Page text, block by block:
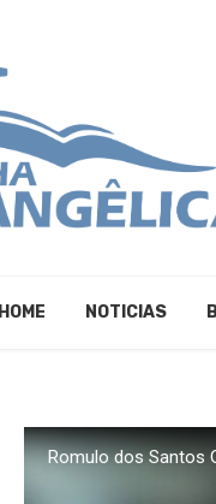
HOME NOTICIAS
Romulo dos Santos